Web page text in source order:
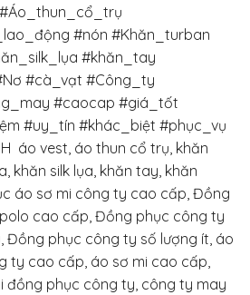
#nón #Khăn_turban
#khăn_tay
#cà_vạt #Công_ty
#caocap #giá_tốt
#uy_tín #khác_biệt #phục_vụ
áo vest, áo thun cổ trụ, khăn
khăn silk lụa, khăn tay, khăn
áo sơ mi công ty cao cấp, Đồng
cao cấp, Đồng phục công ty
Đồng phục công ty số lượng ít, áo
ty cao cấp, áo sơ mi cao cấp,
đồng phục công ty, công ty may